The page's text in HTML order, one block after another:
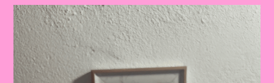
Dia
Dos
Pais:
Celebração
E
Aprendizado
Na
Educação
Infantil